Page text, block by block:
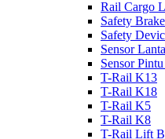
Rail Cargo
Safety
Safety
Sensor
Sensor
T-Rail K13
T-Rail K18
T-Rail K5
T-Rail K8
T-Rail Lift